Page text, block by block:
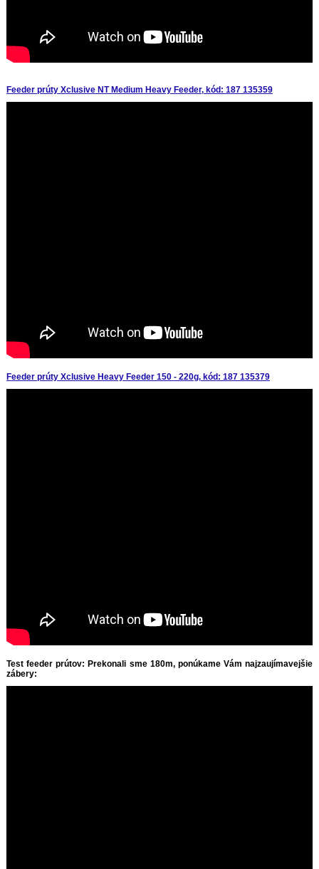
Feeder prúty Xclusive NT Medium Heavy Feeder, kód: 187 135359
Feeder prúty Xclusive Heavy Feeder 150 - 220g, kód: 187 135379
Test feeder prútov: Prekonali sme 180m, ponúkame Vám najzaujímavejšie
zábery: